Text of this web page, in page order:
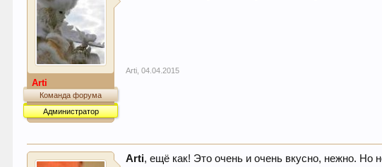
Arti
Команда форума
Администратор
Arti 04.04.2015
Arti, ещё как! Это очень и очень вкусно, нежно. Но